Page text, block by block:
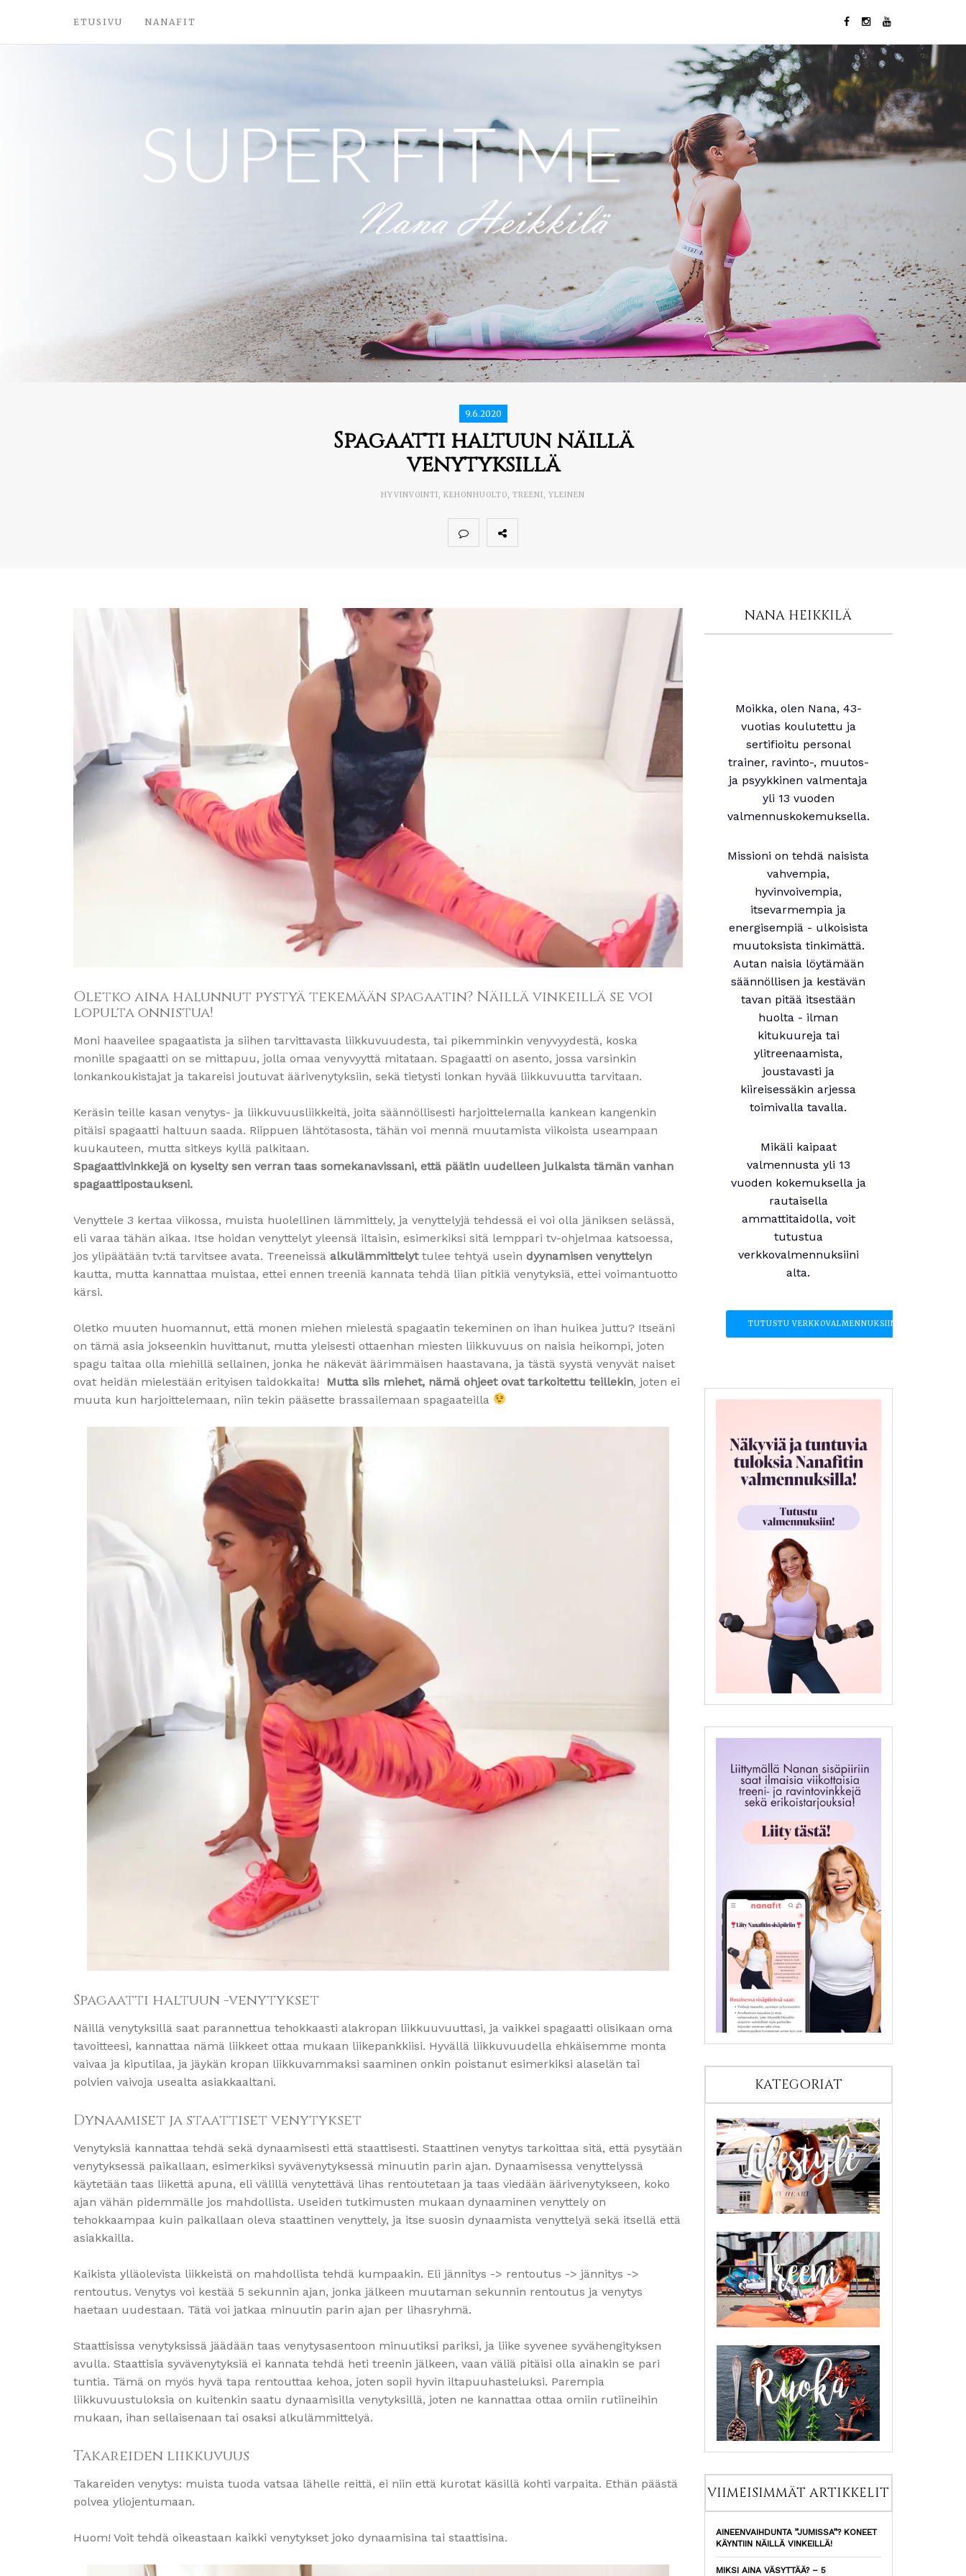
ETUSIVU NANAFIT
9.6.2020
Spagaatti haltuun näillä
venytyksillä
HYVINVOINTI, KEHONHUOLTO, TREENI, YLEINEN
Oletko aina halunnut pystyä tekemään spagaatin? Näillä vinkeillä se voi
lopulta onnistua!
Moni haaveilee spagaatista ja siihen tarvittavasta liikkuvuudesta, tai pikemminkin venyvyydestä, koska
monille spagaatti on se mittapuu, jolla omaa venyvyyttä mitataan. Spagaatti on asento, jossa varsinkin
lonkankoukistajat ja takareisi joutuvat äärivenytyksiin, sekä tietysti lonkan hyvää liikkuvuutta tarvitaan.
Keräsin teille kasan venytys- ja liikkuvuusliikkeitä, joita säännöllisesti harjoittelemalla kankean kangenkin
pitäisi spagaatti haltuun saada. Riippuen lähtötasosta, tähän voi mennä muutamista viikoista useampaan
kuukauteen, mutta sitkeys kyllä palkitaan.
Spagaattivinkkejä on kyselty sen verran taas somekanavissani, että päätin uudelleen julkaista tämän vanhan
spagaattipostaukseni.
Venyttele 3 kertaa viikossa, muista huolellinen lämmittely, ja venyttelyjä tehdessä ei voi olla jäniksen selässä,
eli varaa tähän aikaa. Itse hoidan venyttelyt yleensä iltaisin, esimerkiksi sitä lemppari tv-ohjelmaa katsoessa,
jos ylipäätään tv:tä tarvitsee avata. Treeneissä alkulämmittelyttulee tehtyä usein dyynamisen venyttelyn
kautta, mutta kannattaa muistaa, ettei ennen treeniä kannata tehdä liian pitkiä venytyksiä, ettei voimantuotto
kärsi.
Oletko muuten huomannut, että monen miehen mielestä spagaatin tekeminen on ihan huikea juttu? Itseäni
on tämä asia jokseenkin huvittanut, mutta yleisesti ottaenhan miesten liikkuvuus on naisia heikompi, joten
spagu taitaa olla miehillä sellainen, jonka he näkevät äärimmäisen haastavana, ja tästä syystä venyvät naiset
ovat heidän mielestään erityisen taidokkaita! Mutta siis miehet, nämä ohjeet ovat tarkoitettu teillekin, joten ei
muuta kun harjoittelemaan, niin tekin pääsette brassailemaan spagaateilla
Spagaatti haltuun -venytykset
Näillä venytyksillä saat parannettua tehokkaasti alakropan liikkuuvuuttasi, ja vaikkei spagaatti olisikaan oma
tavoitteesi, kannattaa nämä liikkeet ottaa mukaan liikepankkiisi. Hyvällä liikkuvuudella ehkäisemme monta
vaivaa ja kiputilaa, ja jäykän kropan liikkuvammaksi saaminen onkin poistanut esimerkiksi alaselän tai
polvien vaivoja usealta asiakkaaltani.
Dynaamiset ja staattiset venytykset
Venytyksiä kannattaa tehdä sekä dynaamisesti että staattisesti. Staattinen venytys tarkoittaa sitä, että pysytään
venytyksessä paikallaan, esimerkiksi syvävenytyksessä minuutin parin ajan. Dynaamisessa venyttelyssä
käytetään taas liikettä apuna, eli välillä venytettävä lihas rentoutetaan ja taas viedään äärivenytykseen, koko
ajan vähän pidemmälle jos mahdollista. Useiden tutkimusten mukaan dynaaminen venyttely on
tehokkaampaa kuin paikallaan oleva staattinen venyttely, ja itse suosin dynaamista venyttelyä sekä itsellä että
asiakkailla.
Kaikista ylläolevista liikkeistä on mahdollista tehdä kumpaakin. Eli jännitys -> rentoutus -> jännitys ->
rentoutus. Venytys voi kestää 5 sekunnin ajan, jonka jälkeen muutaman sekunnin rentoutus ja venytys
haetaan uudestaan. Tätä voi jatkaa minuutin parin ajan per lihasryhmä.
Staattisissa venytyksissä jäädään taas venytysasentoon minuutiksi pariksi, ja liike syvenee syvähengityksen
avulla. Staattisia syvävenytyksiä ei kannata tehdä heti treenin jälkeen, vaan väliä pitäisi olla ainakin se pari
tuntia. Tämä on myös hyvä tapa rentouttaa kehoa, joten sopii hyvin iltapuuhasteluksi. Parempia
liikkuvuustuloksia on kuitenkin saatu dynaamisilla venytyksillä, joten ne kannattaa ottaa omiin rutiineihin
mukaan, ihan sellaisenaan tai osaksi alkulämmittelyä.
Takareiden liikkuvuus
Takareiden venytys: muista tuoda vatsaa lähelle reittä, ei niin että kurotat käsillä kohti varpaita. Ethän päästä
polvea yliojentumaan.
Huom! Voit tehdä oikeastaan kaikki venytykset joko dynaamisina tai staattisina.
NANA HEIKKILÄ
Moikka, olen Nana, 43-
vuotias koulutettu ja
sertifioitu personal
trainer, ravinto-, muutos-
ja psyykkinen valmentaja
yli 13 vuoden
valmennuskokemuksella.
Missioni on tehdä naisista
vahvempia,
hyvinvoivempia,
itsevarmempia ja
energisempiä - ulkoisista
muutoksista tinkimättä.
Autan naisia löytämään
säännöllisen ja kestävän
tavan pitää itsestään
huolta - ilman
kitukuureja tai
ylitreenaamista,
joustavasti ja
kiireisessäkin arjessa
toimivalla tavalla.
Mikäli kaipaat
valmennusta yli 13
vuoden kokemuksella ja
rautaisella
ammattitaidolla, voit
tutustua
verkkovalmennuksiini
alta.
TUTUSTU VERKKOVALMENNUKSIIN
KATEGORIAT
VIIMEISIMMÄT ARTIKKELIT
AINEENVAIHDUNTA ”JUMISSA”? KONEET
KÄYNTIIN NÄILLÄ VINKEILLÄ!
MIKSI AINA VÄSYTTÄÄ? – 5